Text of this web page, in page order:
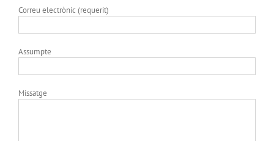
Correu electrònic (requerit)
Assumpte
Missatge